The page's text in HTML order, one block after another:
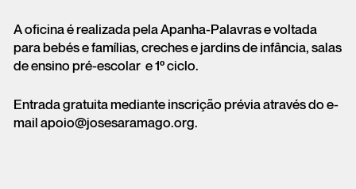
A oficina é realizada pela Apanha-Palavras e voltada
para bebés e famílias, creches e jardins de infância, salas
de ensino pré-escolar e 1º ciclo.
Entrada gratuita mediante inscrição prévia através do e-
mail apoio@josesaramago.org.